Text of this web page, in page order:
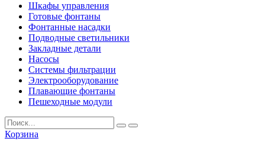
Шкафы управления
Готовые фонтаны
Фонтанные насадки
Подводные светильники
Закладные детали
Насосы
Системы фильтрации
Электрооборудование
Плавающие фонтаны
Пешеходные модули
Корзина